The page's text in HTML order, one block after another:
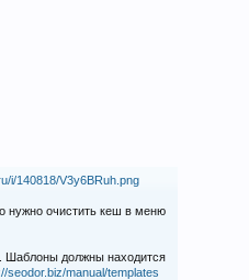
i/140818/V3y6BRuh.png
нужно очистить кеш в меню
Шаблоны должны находится
seodor.biz/manual/templates